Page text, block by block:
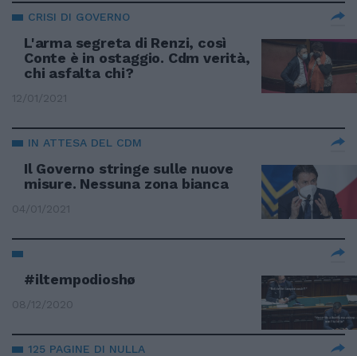
CRISI DI GOVERNO
L'arma segreta di Renzi, così
Conte è in ostaggio. Cdm verità,
chi asfalta chi?
12/01/2021
IN ATTESA DEL CDM
Il Governo stringe sulle nuove
misure. Nessuna zona bianca
04/01/2021
#iltempodioshø
08/12/2020
125 PAGINE DI NULLA